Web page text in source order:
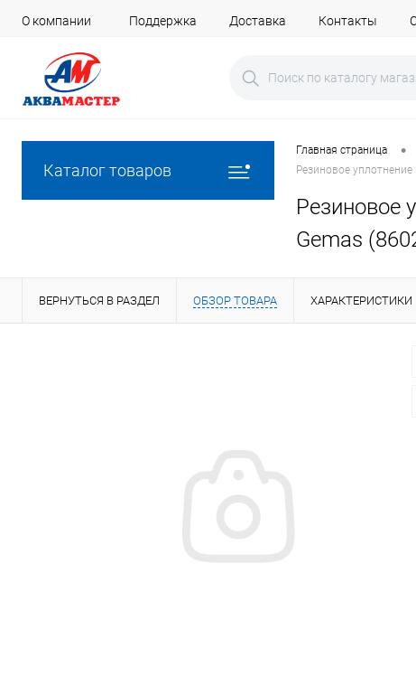
О компании Поддержка Доставка Контакты
Каталог товаров
Главная страница •
Резиновое
Резиновое
Gemas
ВЕРНУТЬСЯ В РАЗДЕЛ ОБЗОР ТОВАРА ХАРАКТЕРИСТИКИ